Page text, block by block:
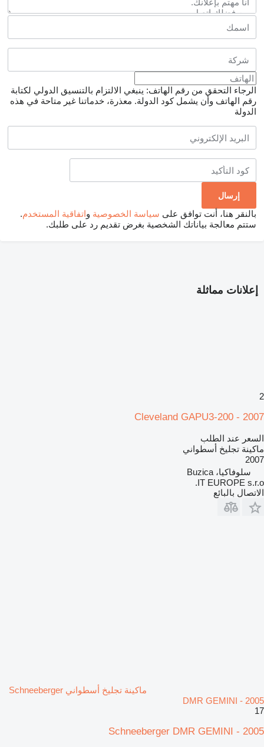
الرجاء التحقق من رقم الهاتف: ينبغي الالتزام بالتنسيق الدولي لكتابة
رقم الهاتف وأن يشمل كود الدولة. معذرة، خدماتنا غير متاحة في هذه
الدولة
بالنقر هنا، أنت توافق على سياسة الخصوصية واتفاقية المستخدم.
ستتم معالجة بياناتك الشخصية بغرض تقديم رد على طلبك.
إعلانات مماثلة
2
Cleveland GAPU3-200 - 2007
السعر عند الطلب
ماكينة تجليخ أسطواني
2007
سلوفاكيا، Buzica
IT EUROPE s.r.o.
الاتصال بالبائع
ماكينة تجليخ أسطواني Schneeberger
DMR GEMINI - 2005
17
Schneeberger DMR GEMINI - 2005